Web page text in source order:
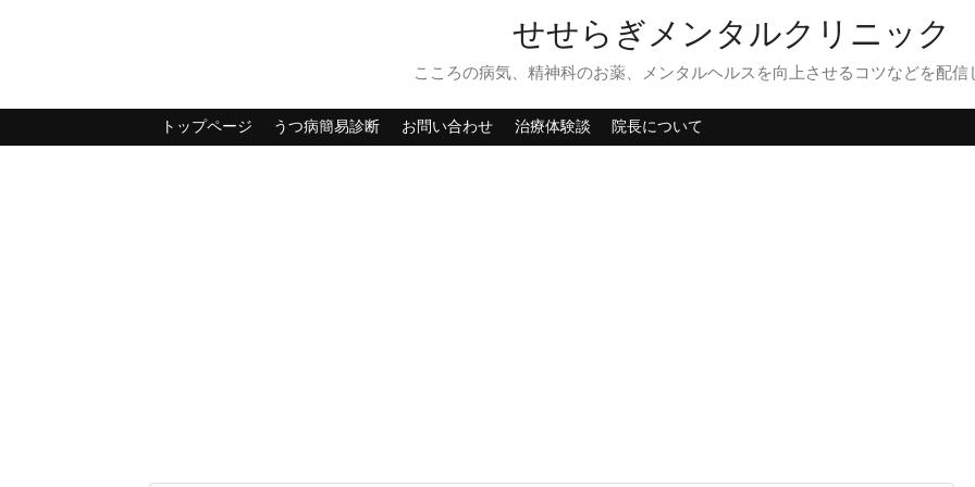
せせらぎメンタルクリニック
こころの病気、精神科のお薬、メンタルヘルスを向上させるコツなどを配信
トップページ うつ病簡易診断 お問い合わせ 治療体験談 院長について